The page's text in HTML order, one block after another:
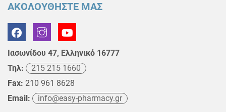
ΑΚΟΛΟΥΘΗΣΤΕ ΜΑΣ
Ιασωνίδου 47, Ελληνικό 16777
Τηλ:
215 215 1660
Fax: 210 961 8628
Email:
info@easy-pharmacy.gr